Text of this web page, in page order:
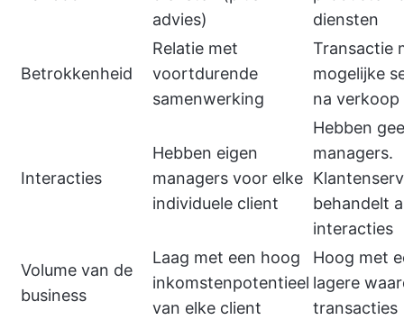
advies)
diensten
Betrokkenheid
Relatie met
voortdurende
samenwerking
Transactie
mogelijke
na verkoop
Interacties
Hebben eigen
managers voor elke
individuele client
Hebben
managers.
behandelt
interacties
Volume van de
business
Laag met een hoog
inkomstenpotentieel
van elke client
Hoog met
lagere
transacties